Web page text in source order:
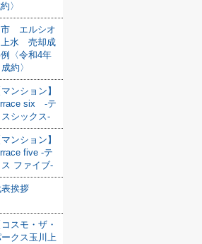
〉
市 エルシオ
上水 売却成
〈令和4年
約〉
マンション】
six -テ
スシックス-
マンション】
five -テ
ス ファイブ-
挨拶
コスモ・ザ・
クス玉川上